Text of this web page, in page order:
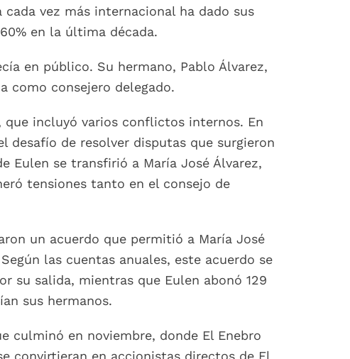
vez más internacional ha dado sus
en la última década.
en público. Su hermano, Pablo Álvarez,
como consejero delegado.
incluyó varios conflictos internos. En
desafío de resolver disputas que surgieron
Eulen se transfirió a María José Álvarez,
tensiones tanto en el consejo de
un acuerdo que permitió a María José
las cuentas anuales, este acuerdo se
su salida, mientras que Eulen abonó 129
sus hermanos.
culminó en noviembre, donde El Enebro